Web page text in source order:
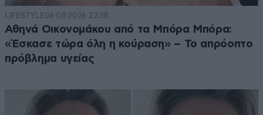
LIFESTYLE06·08·2026 22:38
Αθηνά Οικονομάκου από τα Μπόρα Μπόρα:
«Έσκασε τώρα όλη η κούραση» – Το απρόοπτο
πρόβλημα υγείας